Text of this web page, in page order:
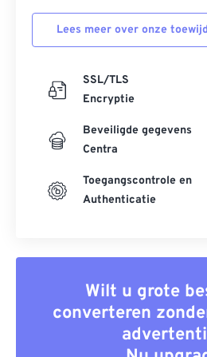
Lees meer over onze
SSL/TLS
Encryptie
Beveiligde gegevens
Centra
Toegangscontrole en
Authenticatie
Wilt u grote
converteren